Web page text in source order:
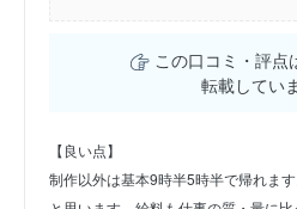
この口コミ・評点
転載してい
【良い点】
制作以外は基本9時半5時半で帰れま